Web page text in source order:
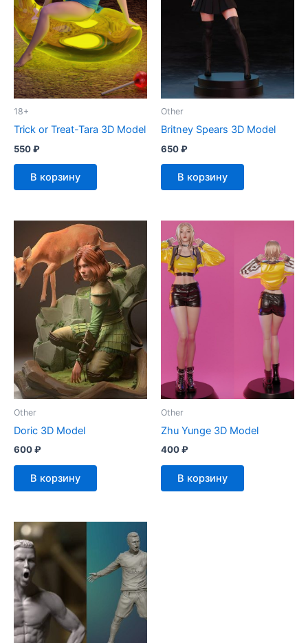
18+
Trick or Treat-Tara 3D Model
550₽
В корзину
Other
Britney Spears 3D Model
650₽
В корзину
Other
Doric 3D Model
600₽
В корзину
Other
Zhu Yunge 3D Model
400₽
В корзину